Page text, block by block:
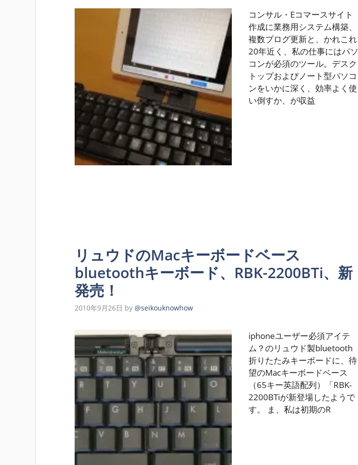
コンサル・Eコマースサイト
作成に業務用システム構築、
複数ブログ更新と、かれこれ
20年近く、私の仕事にはパソ
コンが必須のツール。デスク
トップおよびノート型パソコ
ンをいかに深く、効率よく使
い倒すか、が収益
リュウドのMacキーボードベース
bluetoothキーボード、RBK-2200BTi、新
発売！
2010年9月26日 by @seikouknowhow
iphoneユーザー必須アイテ
ム？のリュウド製bluetooth
折りたたみキーボードに、待
望のMacキーボードベース
（65キー英語配列）「RBK-
2200BTiが新登場したようで
す。 ま、私は初期のR